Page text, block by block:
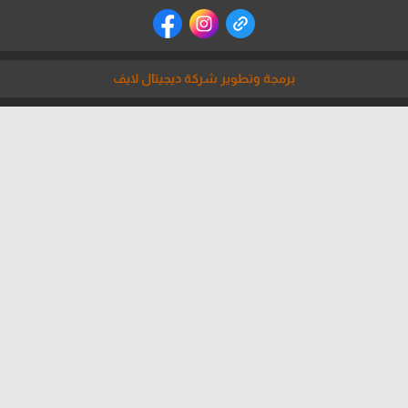
برمجة وتطوير شركة ديجيتال لايف